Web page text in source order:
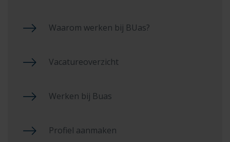
Waarom werken bij BUas?
Vacatureoverzicht
Werken bij Buas
Profiel aanmaken